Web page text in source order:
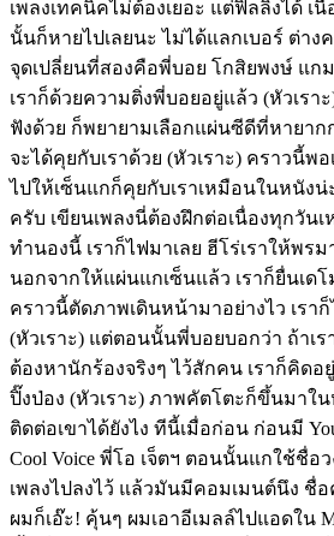
เพลงเทคนิคไม่ต้องเยอะ แต่ฟิลลิ่งได้ เ
นั้นก็หายไปเลยนะ ไม่ได้แลกเบอร์ ต่าง
จุดเปลี่ยนที่สองคือพี่บอย โกสิยพงษ์ แก
เราก็ด้วยความติ่งพี่บอยอยู่แล้ว (หัวเรา
ฟังด้วย ก็พยายามเลือกแผ่นซีดีที่หายาก
จะได้คุยกับเราด้วย (หัวเราะ) คราวนี้พ
ไปให้เซ็นแกก็คุยกับเราเหมือนในหนังน่
ครับ เขียนเพลงนี่ต้องฝึกต่อเนื่องทุกวัน
ทำนองนี้ เราก็ไฟมาเลย ฮีโร่เราให้พร
นอกจากให้แผ่นแกเซ็นแล้ว เราก็ยื่นเดโ
คราวนี้ตัดภาพเดินหน้ามาอย่างไว เรา
(หัวเราะ) แต่ตอนนั้นพี่บอยบอกว่า ถ้าเ
ต้องหานักร้องจริงๆ ไว้สักคน เราก็คิด
ปิ๊งป่อง (หัวเราะ) ภาพคัตโตะก็ขึ้นมาใน
ติดต่อเขาได้ยังไง ทีนี้เมื่อก่อน ก่อนมี
Cool Voice พี่โอ เจ็ตฯ ตอนนั้นแกใช้ชื่อว
เพลงไปลงไว้ แล้วมันมีคอมเมนต์นึง ชื่อ
ผมก็เอ๊ะ! คุ้นๆ ผมเอาอีเมลล์ไปแอดใน